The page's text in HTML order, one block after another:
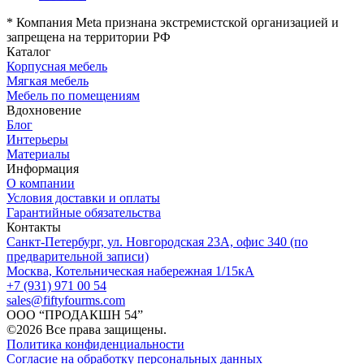
* Компания Meta признана экстремистской организацией и
запрещена на территории РФ
Каталог
Корпусная мебель
Мягкая мебель
Мебель по помещениям
Вдохновение
Блог
Интерьеры
Материалы
Информация
О компании
Условия доставки и оплаты
Гарантийные обязательства
Контакты
Санкт-Петербург, ул. Новгородская 23А, офис 340 (по
предварительной записи)
Москва, Котельническая набережная 1/15кА
+7 (931) 971 00 54
sales@fiftyfourms.com
ООО “ПРОДАКШН 54”
©2026 Все права защищены.
Политика конфиденциальности
Согласие на обработку персональных данных